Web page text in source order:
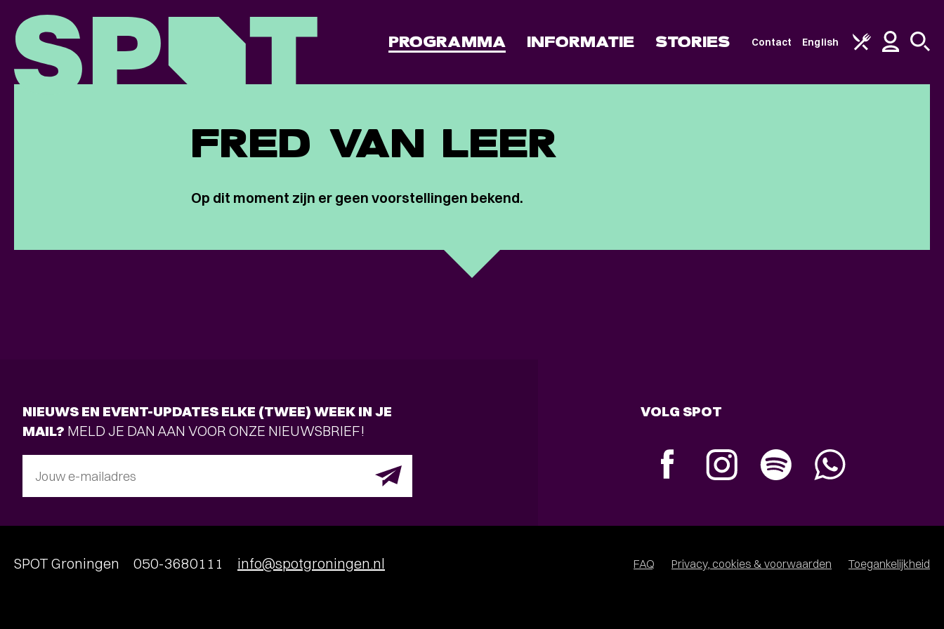
PROGRAMMA INFORMATIE STORIES Contact English
FRED VAN LEER
Op dit moment zijn er geen voorstellingen bekend.
NIEUWS EN EVENT-UPDATES ELKE (TWEE) WEEK IN JE
MAIL? MELD JE DAN AAN VOOR ONZE NIEUWSBRIEF!
Jouw e-mailadres
VOLG SPOT
SPOT Groningen 050-3680111 info@spotgroningen.nl FAQ Privacy, cookies & voorwaarden Toegankelijkheid